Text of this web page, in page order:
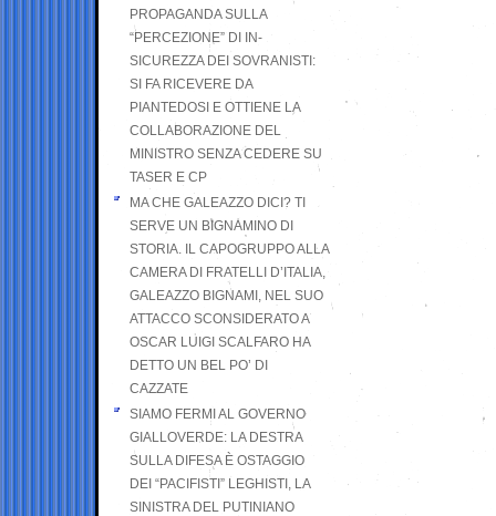
PROPAGANDA SULLA
“PERCEZIONE” DI IN-
SICUREZZA DEI SOVRANISTI:
SI FA RICEVERE DA
PIANTEDOSI E OTTIENE LA
COLLABORAZIONE DEL
MINISTRO SENZA CEDERE SU
TASER E CP
MA CHE GALEAZZO DICI? TI
SERVE UN BIGNAMINO DI
STORIA. IL CAPOGRUPPO ALLA
CAMERA DI FRATELLI D’ITALIA,
GALEAZZO BIGNAMI, NEL SUO
ATTACCO SCONSIDERATO A
OSCAR LUIGI SCALFARO HA
DETTO UN BEL PO’ DI
CAZZATE
SIAMO FERMI AL GOVERNO
GIALLOVERDE: LA DESTRA
SULLA DIFESA È OSTAGGIO
DEI “PACIFISTI” LEGHISTI, LA
SINISTRA DEL PUTINIANO